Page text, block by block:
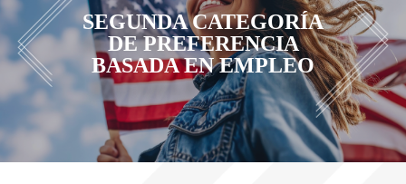
SEGUNDA CATEGORÍA
DE PREFERENCIA
BASADA EN EMPLEO